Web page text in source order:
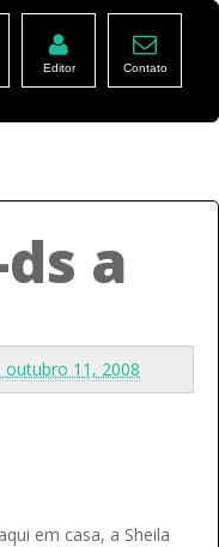
Editor Contato
a
outubro 11, 2008
em casa, a Sheila